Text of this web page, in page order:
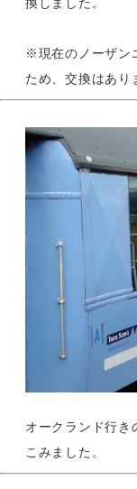
換しました。
※現在のノーザン
ため、交換はあり
オークランド行き
こみました。